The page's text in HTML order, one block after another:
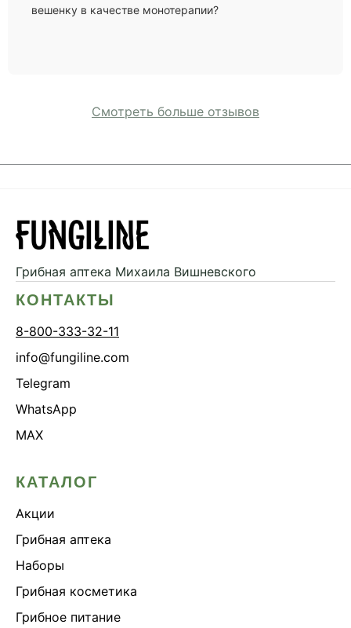
вешенку в качестве монотерапии?
Смотреть больше отзывов
Грибная аптека Михаила Вишневского
КОНТАКТЫ
8-800-333-32-11
info@fungiline.com
Telegram
WhatsApp
MAX
КАТАЛОГ
Акции
Грибная аптека
Наборы
Грибная косметика
Грибное питание